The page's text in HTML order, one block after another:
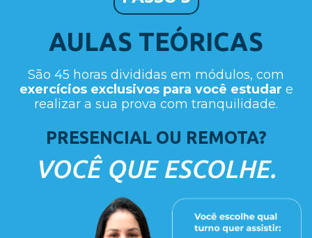
AULAS TEÓRICAS
São 45 horas divididas em módulos, com
exercícios exclusivos para você estudar e
realizar a sua prova com tranquilidade.
PRESENCIAL OU REMOTA?
VOCÊ QUE ESCOLHE.